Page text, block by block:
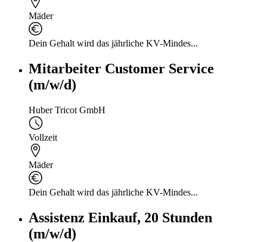
Mäder
Dein Gehalt wird das jährliche KV-Mindes...
Mitarbeiter Customer Service
(m/w/d)
Huber Tricot GmbH
Vollzeit
Mäder
Dein Gehalt wird das jährliche KV-Mindes...
Assistenz Einkauf, 20 Stunden
(m/w/d)